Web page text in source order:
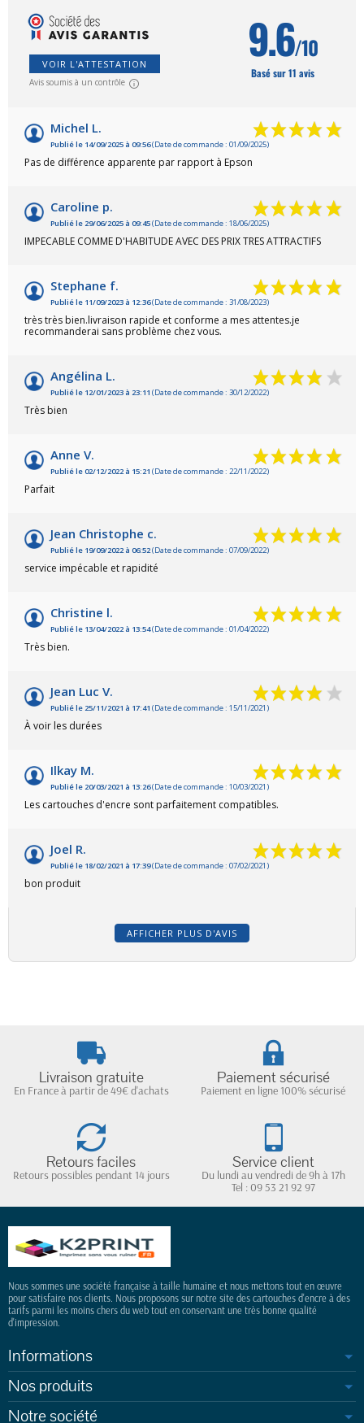
VOIR L'ATTESTATION
Avis soumis à un contrôle
9.6/10
Basé sur 11 avis
Michel L.
Publié le 14/09/2025 à 09:56(Date de commande : 01/09/2025)
Pas de différence apparente par rapport à Epson
Caroline p.
Publié le 29/06/2025 à 09:45(Date de commande : 18/06/2025)
IMPECABLE COMME D'HABITUDE AVEC DES PRIX TRES ATTRACTIFS
Stephane f.
Publié le 11/09/2023 à 12:36(Date de commande : 31/08/2023)
très très bien.livraison rapide et conforme a mes attentes.je
recommanderai sans problème chez vous.
Angélina L.
Publié le 12/01/2023 à 23:11 (Date de commande : 30/12/2022)
Très bien
Anne V.
Publié le 02/12/2022 à 15:21 (Date de commande : 22/11/2022)
Parfait
Jean Christophe c.
Publié le 19/09/2022 à 06:52(Date de commande : 07/09/2022)
service impécable et rapidité
Christine l.
Publié le 13/04/2022 à 13:54(Date de commande : 01/04/2022)
Très bien.
Jean Luc V.
Publié le 25/11/2021 à 17:41 (Date de commande : 15/11/2021)
À voir les durées
Ilkay M.
Publié le 20/03/2021 à 13:26(Date de commande : 10/03/2021)
Les cartouches d'encre sont parfaitement compatibles.
Joel R.
Publié le 18/02/2021 à 17:39(Date de commande : 07/02/2021)
bon produit
AFFICHER PLUS D'AVIS
Livraison gratuite
En France à partir de 49€ d'achats
Paiement sécurisé
Paiement en ligne 100% sécurisé
Retours faciles
Retours possibles pendant 14 jours
Service client
Du lundi au vendredi de 9h à 17h
Tel : 09 53 21 92 97
Nous sommes une société française à taille humaine et nous mettons tout en œuvre
pour satisfaire nos clients. Nous proposons sur notre site des cartouches d'encre à des
tarifs parmi les moins chers du web tout en conservant une très bonne qualité
d'impression.
Informations
Nos produits
Notre société